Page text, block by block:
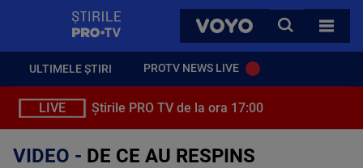
VOYO
CAUTA
TOATE
ULTIMELE ȘTIRI PROTV NEWS LIVE
LIVE Știrile PRO TV de la ora 17:00
VIDEO - DE CE AU RESPINS